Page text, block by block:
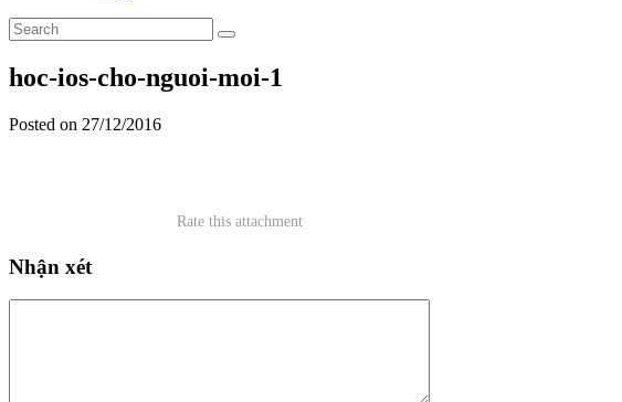
hoc-ios-cho-nguoi-moi-1
Posted on 27/12/2016
Rate this attachment
Nhận xét